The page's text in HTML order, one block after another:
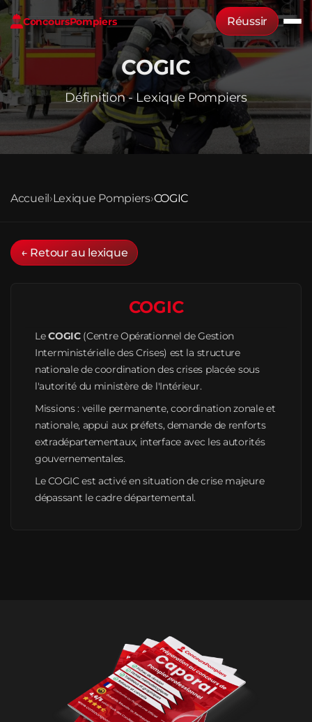
ConcoursPompiers Réussir
COGIC
Définition - Lexique Pompiers
Accueil›Lexique Pompiers›COGIC
← Retour au lexique
COGIC
LeCOGIC(Centre Opérationnel de Gestion
Interministérielle des Crises) est la structure
nationale de coordination des crises placée sous
l'autorité du ministère de l'Intérieur.
Missions : veille permanente, coordination zonale et
nationale, appui aux préfets, demande de renforts
extradépartementaux, interface avec les autorités
gouvernementales.
Le COGIC est activé en situation de crise majeure
dépassant le cadre départemental.